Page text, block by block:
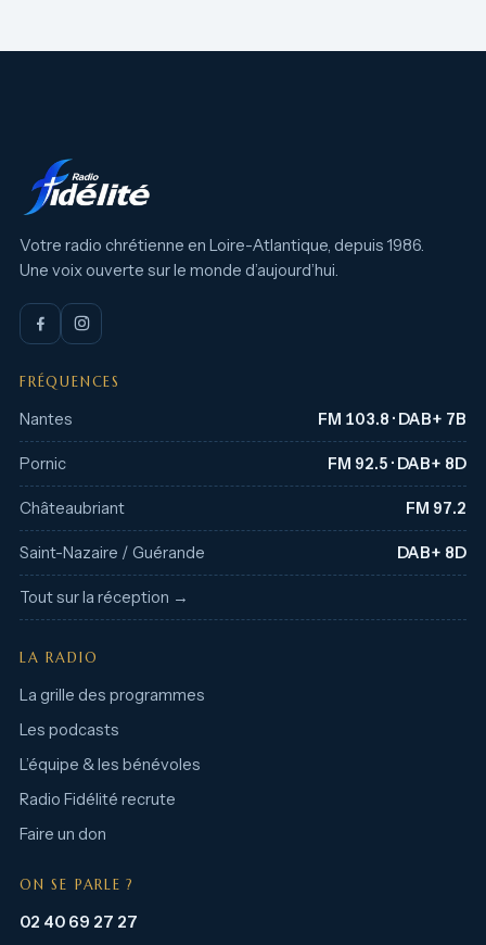
Votre radio chrétienne en Loire-Atlantique, depuis 1986.
Une voix ouverte sur le monde d’aujourd’hui.
FRÉQUENCES
Nantes FM 103.8 · DAB+ 7B
Pornic FM 92.5 · DAB+ 8D
Châteaubriant FM 97.2
Saint-Nazaire / Guérande DAB+ 8D
Tout sur la réception →
LA RADIO
La grille des programmes
Les podcasts
L’équipe & les bénévoles
Radio Fidélité recrute
Faire un don
ON SE PARLE ?
02 40 69 27 27